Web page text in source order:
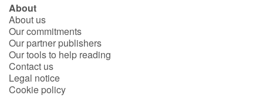
About
About us
Our commitments
Our partner publishers
Our tools to help reading
Contact us
Legal notice
Cookie policy